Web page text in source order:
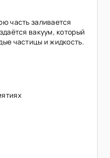
часть заливается
вакуум, который
частицы и жидкость.